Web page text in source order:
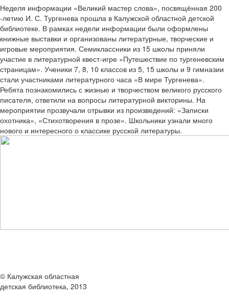
Неделя информации «Великий мастер слова», посвящённая 200
-летию И. С. Тургенева прошла в Калужской областной детской
библиотеке. В рамках недели информации были оформлены
книжные выставки и организованы литературные, творческие и
игровые мероприятия. Семиклассники из 15 школы приняли
участие в литературной квест-игре «Путешествие по тургеневским
страницам». Ученики 7, 8, 10 классов из 5, 15 школы и 9 гимназии
стали участниками литературного часа «В мире Тургенева».
Ребята познакомились с жизнью и творчеством великого русского
писателя, ответили на вопросы литературной викторины. На
мероприятии прозвучали отрывки из произведений: «Записки
охотника», «Стихотворения в прозе». Школьники узнали много
нового и интересного о классике русской литературы.
© Калужская областная
детская библиотека, 2013